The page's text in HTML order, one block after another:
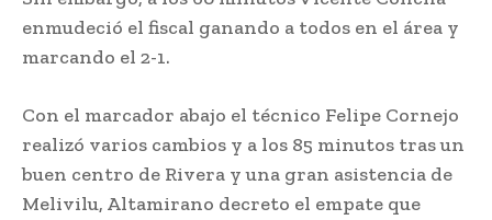
enmudeció el fiscal ganando a todos en el área y
marcando el 2-1.
Con el marcador abajo el técnico Felipe Cornejo
realizó varios cambios y a los 85 minutos tras un
buen centro de Rivera y una gran asistencia de
Melivilu, Altamirano decreto el empate que